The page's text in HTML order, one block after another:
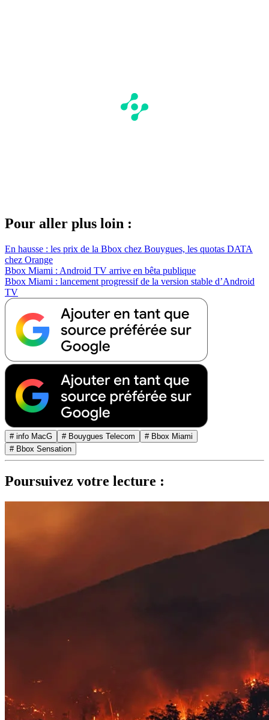
Pour aller plus loin :
En hausse : les prix de la Bbox chez Bouygues, les quotas DATA
chez Orange
Bbox Miami : Android TV arrive en bêta publique
Bbox Miami : lancement progressif de la version stable d’Android
TV
# info MacG # Bouygues Telecom
# Bbox Miami
# Bbox Sensation
Poursuivez votre lecture :